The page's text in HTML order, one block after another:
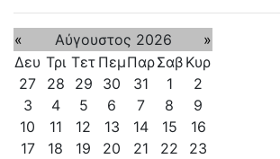
« Αύγουστος 2026
»
Δευ Τρι Τετ ΠεμΠαρΣαβ Κυρ
27
28 29 30 31 1
2
3
4 5 6 7 8
9
10
11 12 13 14 15
16
17
18 19 20 21 22
23